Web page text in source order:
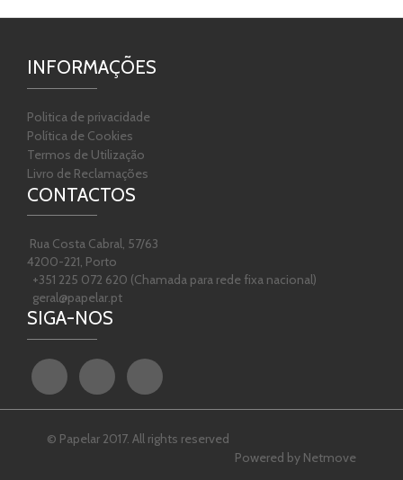
INFORMAÇÕES
Politica de privacidade
Política de Cookies
Termos de Utilização
Livro de Reclamações
CONTACTOS
Rua Costa Cabral, 57/63
4200-221, Porto
+351 225 072 620 (Chamada para rede fixa nacional)
geral@papelar.pt
SIGA-NOS
© Papelar 2017. All rights reserved
Powered by Netmove